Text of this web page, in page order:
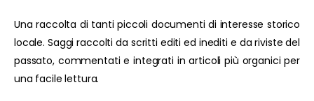
Una raccolta di tanti piccoli documenti di interesse storico
locale. Saggi raccolti da scritti editi ed inediti e da riviste del
passato, commentati e integrati in articoli più organici per
una facile lettura.